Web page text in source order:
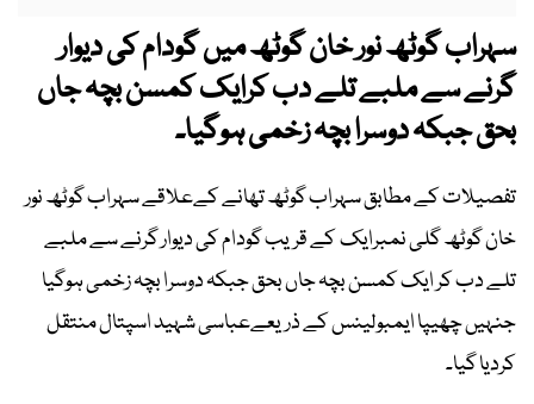
سہراب گوٹھ نور خان گوٹھ میں گودام کی دیوار
گرنے سے ملبے تلے دب کرایک کمسن بچہ جاں
بحق جبکہ دوسرا بچہ زخمی ہوگیا۔
تفصیلات کے مطابق سہراب گوٹھ تھانے کےعلاقے سہراب گوٹھ نور
خان گوٹھ گلی نمبرایک کے قریب گودام کی دیوار گرنے سے ملبے
تلے دب کر ایک کمسن بچہ جاں بحق جبکہ دوسرا بچہ زخمی ہوگیا
جنہیں چھیپا ایمبولینس کے ذریعےعباسی شہید اسپتال منتقل
کردیا گیا۔